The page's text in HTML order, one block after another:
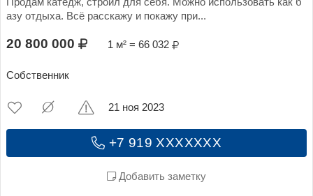
азу отдыха. Всё расскажу и покажу при...
20 800 000 1 м² = 66 032
Собственник
+7 919 XXXXXXX
Добавить заметку
21 ноя 2023